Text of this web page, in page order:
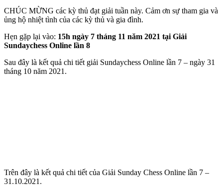
CHÚC MỪNG các kỳ thủ đạt giải tuần này. Cảm ơn sự tham gia và
ủng hộ nhiệt tình của các kỳ thủ và gia đình.
Hẹn gặp lại vào: 15h ngày 7 tháng 11 năm 2021 tại Giải
Sundaychess Online lần 8
Sau đây là kết quả chi tiết giải Sundaychess Online lần 7 – ngày 31
tháng 10 năm 2021.
Trên đây là kết quả chi tiết của Giải Sunday Chess Online lần 7 –
31.10.2021.